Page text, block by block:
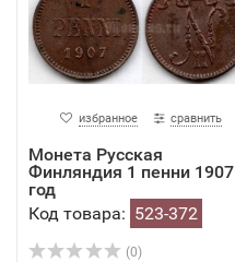
избранное сравнить
Монета Русская
Финляндия 1 пенни 1907
год
Код товара: 523-372
(0)